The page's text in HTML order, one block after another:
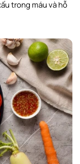
trong máu và hỗ